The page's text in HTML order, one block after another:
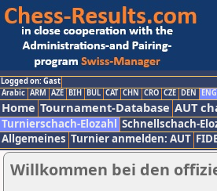
Logged on: Gast
Arabic ARM AZE BIH BUL CAT CHN CRO CZE DEN ENG
Home Tournament-Database AUT
Turnierschach-Elozahl Schnellschach-
Allgemeines Turnier anmelden: AUT
Willkommen bei den